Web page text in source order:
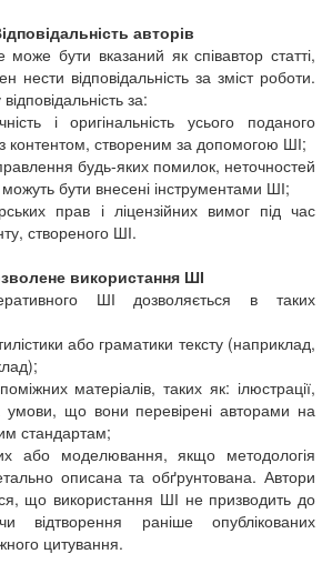
авторів
бути вказаний як співавтор статті,
нести відповідальність за зміст роботи.
за:
і оригінальність усього поданого
контентом, створеним за допомогою ШІ;
будь-яких помилок, неточностей
бути внесені інструментами ШІ;
прав і ліцензійних вимог під час
створеного ШІ.
використання ШІ
ШІ дозволяється в таких
або граматики тексту (наприклад,
матеріалів, таких як: ілюстрації,
умови, що вони перевірені авторами на
стандартам;
або моделювання, якщо методологія
описана та обґрунтована. Автори
що використання ШІ не призводить до
відтворення раніше опублікованих
цитування.